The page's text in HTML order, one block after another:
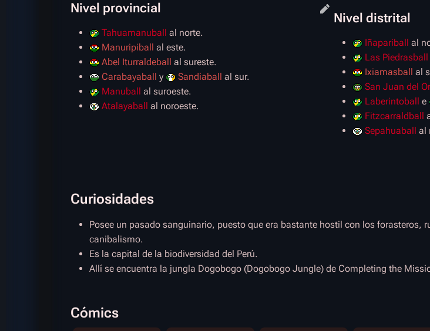
Nivel provincial
Tahuamanuball al norte.
Manuripiball al este.
Abel Iturraldeball al sureste.
Carabayaball y Sandiaball al sur.
Manuball al suroeste.
Atalayaball al noroeste.
Nivel distrital
Iñapariball al
Las Piedrasball
Ixiamasball al
San Juan del
Laberintoball e
Fitzcarraldball
Sepahuaball al
Curiosidades
Posee un pasado sanguinario, puesto que era bastante hostil con los forasteros,
canibalismo.
Es la capital de la biodiversidad del Perú.
Allí se encuentra la jungla Dogobogo (Dogobogo Jungle) de Completing the
Cómics